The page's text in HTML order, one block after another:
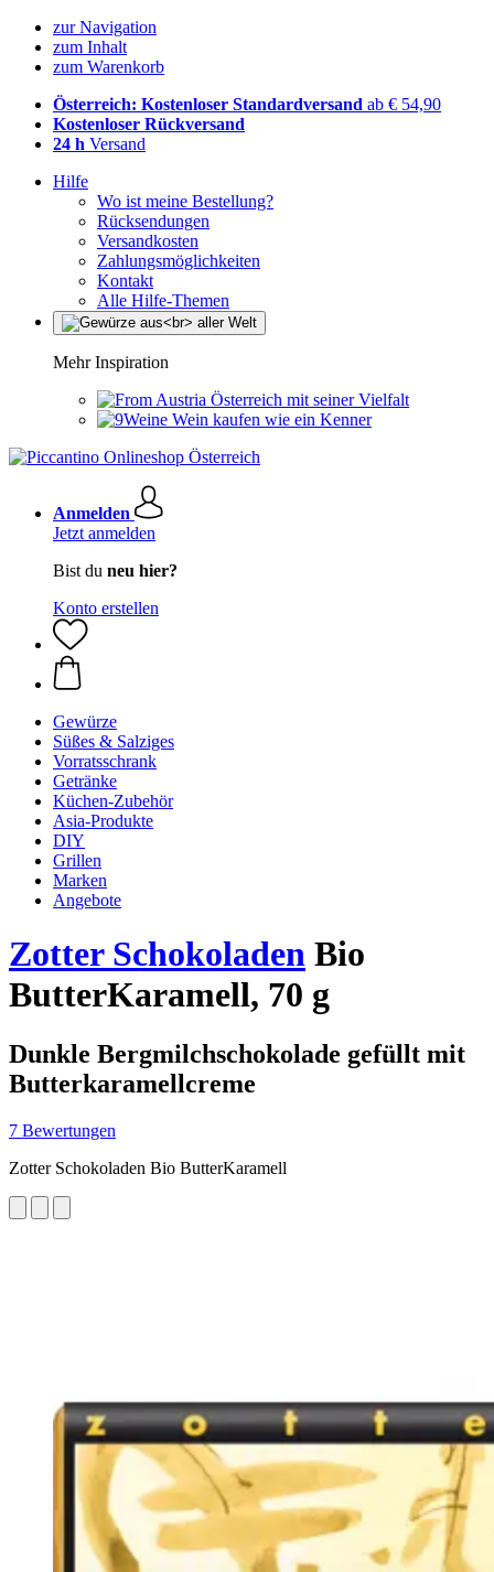
zur Navigation
zum Inhalt
zum Warenkorb
Österreich: Kostenloser Standardversand ab € 54,90
Kostenloser Rückversand
24 h Versand
Hilfe
Wo ist meine Bestellung?
Rücksendungen
Versandkosten
Zahlungsmöglichkeiten
Kontakt
Alle Hilfe-Themen
Mehr Inspiration
Österreich mit seiner Vielfalt
Wein kaufen wie ein Kenner
Anmelden
Jetzt anmelden
Bist du neu hier?
Konto erstellen
Gewürze
Süßes & Salziges
Vorratsschrank
Getränke
Küchen-Zubehör
Asia-Produkte
DIY
Grillen
Marken
Angebote
Zotter Schokoladen Bio
ButterKaramell, 70 g
Dunkle Bergmilchschokolade gefüllt mit
Butterkaramellcreme
7 Bewertungen
Zotter Schokoladen Bio ButterKaramell